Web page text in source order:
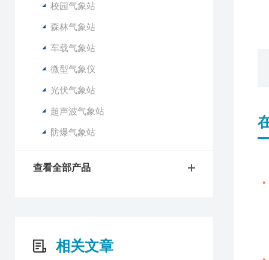
校园气象站
森林气象站
车载气象站
微型气象仪
光伏气象站
超声波气象站
防爆气象站
查看全部产品
相关文章